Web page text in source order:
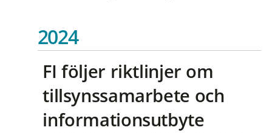
2024
FI följer riktlinjer om
tillsynssamarbete och
informationsutbyte